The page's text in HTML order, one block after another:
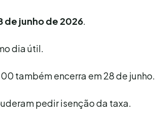
de junho de 2026.
dia útil.
também encerra em 28 de junho.
pedir isenção da taxa.